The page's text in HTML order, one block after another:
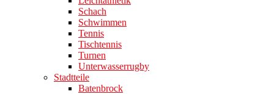
Schach
Schwimmen
Tennis
Tischtennis
Turnen
Unterwasserrugby
Stadtteile
Batenbrock